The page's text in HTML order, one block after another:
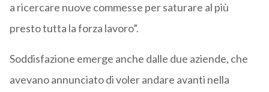
a ricercare nuove commesse per saturare al più
presto tutta la forza lavoro”.
Soddisfazione emerge anche dalle due aziende, che
avevano annunciato di voler andare avanti nella